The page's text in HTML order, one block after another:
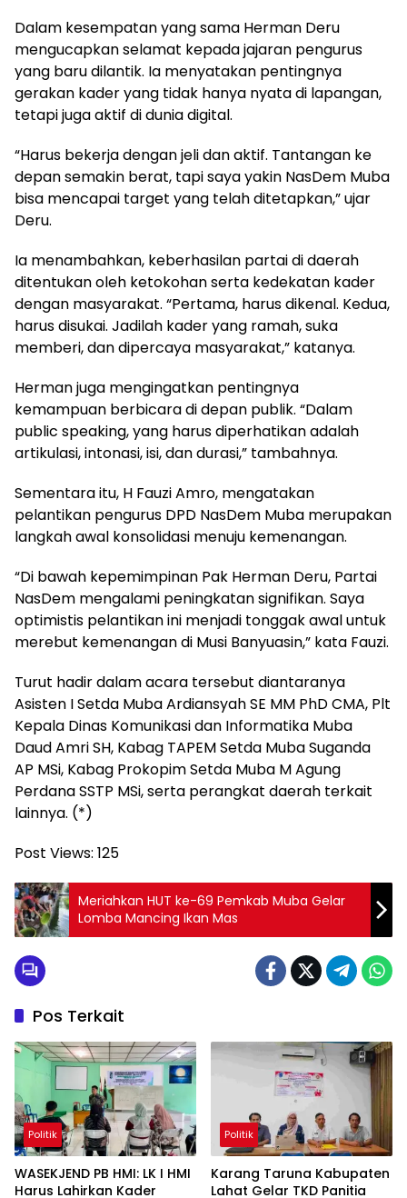
Dalam kesempatan yang sama Herman Deru
mengucapkan selamat kepada jajaran pengurus
yang baru dilantik. Ia menyatakan pentingnya
gerakan kader yang tidak hanya nyata di lapangan,
tetapi juga aktif di dunia digital.
“Harus bekerja dengan jeli dan aktif. Tantangan ke
depan semakin berat, tapi saya yakin NasDem Muba
bisa mencapai target yang telah ditetapkan,” ujar
Deru.
Ia menambahkan, keberhasilan partai di daerah
ditentukan oleh ketokohan serta kedekatan kader
dengan masyarakat. “Pertama, harus dikenal. Kedua,
harus disukai. Jadilah kader yang ramah, suka
memberi, dan dipercaya masyarakat,” katanya.
Herman juga mengingatkan pentingnya
kemampuan berbicara di depan publik. “Dalam
public speaking, yang harus diperhatikan adalah
artikulasi, intonasi, isi, dan durasi,” tambahnya.
Sementara itu, H Fauzi Amro, mengatakan
pelantikan pengurus DPD NasDem Muba merupakan
langkah awal konsolidasi menuju kemenangan.
“Di bawah kepemimpinan Pak Herman Deru, Partai
NasDem mengalami peningkatan signifikan. Saya
optimistis pelantikan ini menjadi tonggak awal untuk
merebut kemenangan di Musi Banyuasin,” kata Fauzi.
Turut hadir dalam acara tersebut diantaranya
Asisten I Setda Muba Ardiansyah SE MM PhD CMA, Plt
Kepala Dinas Komunikasi dan Informatika Muba
Daud Amri SH, Kabag TAPEM Setda Muba Suganda
AP MSi, Kabag Prokopim Setda Muba M Agung
Perdana SSTP MSi, serta perangkat daerah terkait
lainnya. (*)
Post Views: 125
Meriahkan HUT ke-69 Pemkab Muba Gelar
Lomba Mancing Ikan Mas
Pos Terkait
Politik
WASEKJEND PB HMI: LK I HMI
Harus Lahirkan Kader
Politik
Karang Taruna Kabupaten
Lahat Gelar TKD Panitia